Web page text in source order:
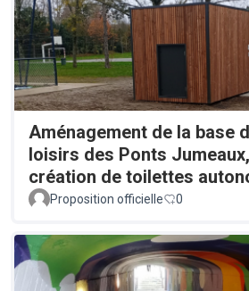
Aménagement de la base
loisirs des Ponts Jumeaux,
création de toilettes
Proposition officielle 0